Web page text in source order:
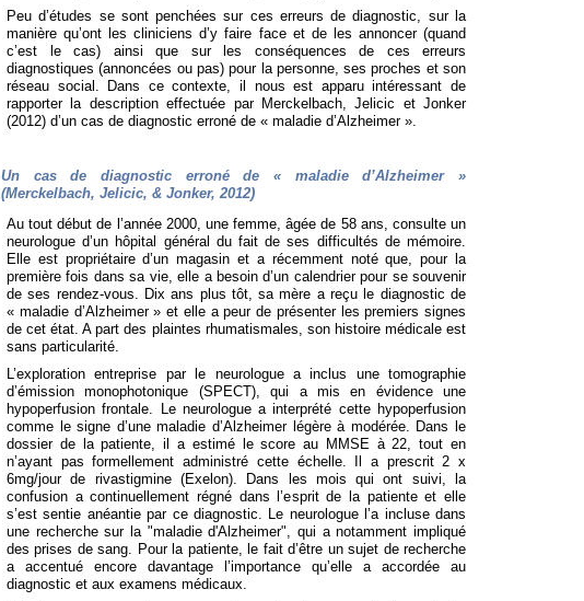
Peu d’études se sont penchées sur ces erreurs de diagnostic, sur la
manière qu’ont les cliniciens d’y faire face et de les annoncer (quand
c’est le cas) ainsi que sur les conséquences de ces erreurs
diagnostiques (annoncées ou pas) pour la personne, ses proches et son
réseau social. Dans ce contexte, il nous est apparu intéressant de
rapporter la description effectuée par Merckelbach, Jelicic et Jonker
(2012) d’un cas de diagnostic erroné de « maladie d’Alzheimer ».
Un cas de diagnostic erroné de « maladie d’Alzheimer »
(Merckelbach, Jelicic, & Jonker, 2012)
Au tout début de l’année 2000, une femme, âgée de 58 ans, consulte un
neurologue d’un hôpital général du fait de ses difficultés de mémoire.
Elle est propriétaire d’un magasin et a récemment noté que, pour la
première fois dans sa vie, elle a besoin d’un calendrier pour se souvenir
de ses rendez-vous. Dix ans plus tôt, sa mère a reçu le diagnostic de
« maladie d’Alzheimer » et elle a peur de présenter les premiers signes
de cet état. A part des plaintes rhumatismales, son histoire médicale est
sans particularité.
L’exploration entreprise par le neurologue a inclus une tomographie
d’émission monophotonique (SPECT), qui a mis en évidence une
hypoperfusion frontale. Le neurologue a interprété cette hypoperfusion
comme le signe d’une maladie d’Alzheimer légère à modérée. Dans le
dossier de la patiente, il a estimé le score au MMSE à 22, tout en
n’ayant pas formellement administré cette échelle. Il a prescrit 2 x
6mg/jour de rivastigmine (Exelon). Dans les mois qui ont suivi, la
confusion a continuellement régné dans l’esprit de la patiente et elle
s’est sentie anéantie par ce diagnostic. Le neurologue l’a incluse dans
une recherche sur la "maladie d'Alzheimer", qui a notamment impliqué
des prises de sang. Pour la patiente, le fait d’être un sujet de recherche
a accentué encore davantage l’importance qu’elle a accordée au
diagnostic et aux examens médicaux.